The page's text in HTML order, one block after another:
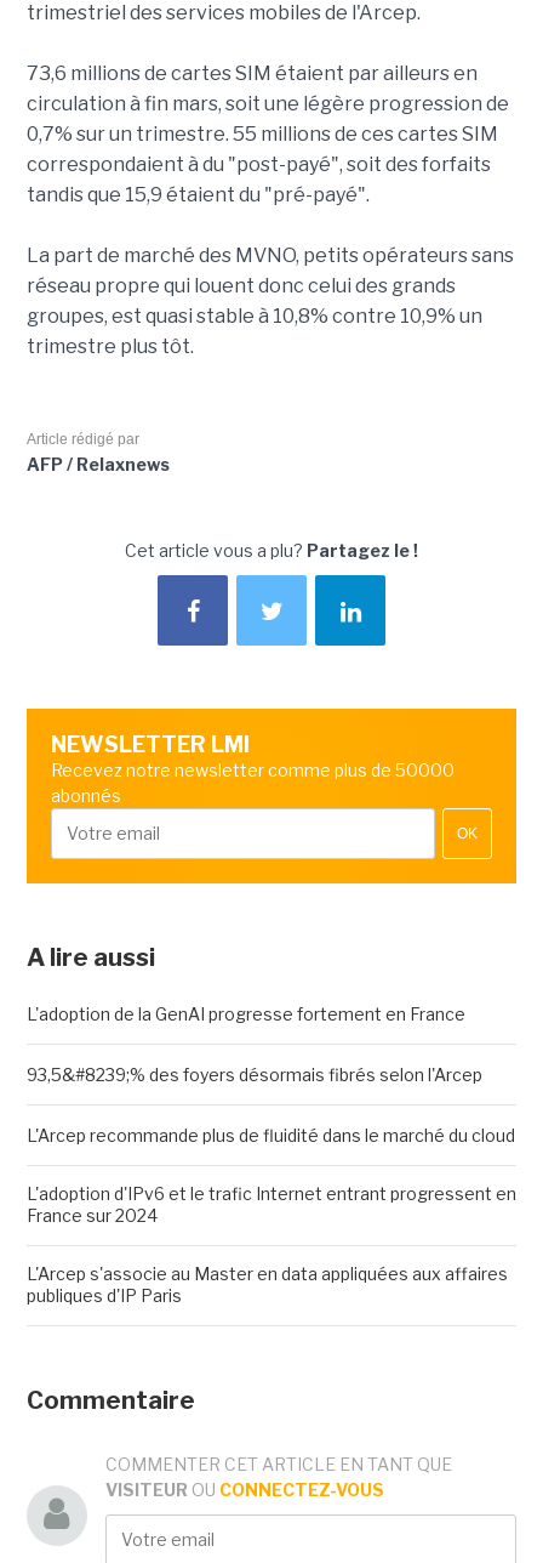
trimestriel des services mobiles de l'Arcep.
73,6 millions de cartes SIM étaient par ailleurs en
circulation à fin mars, soit une légère progression de
0,7% sur un trimestre. 55 millions de ces cartes SIM
correspondaient à du "post-payé", soit des forfaits
tandis que 15,9 étaient du "pré-payé".
La part de marché des MVNO, petits opérateurs sans
réseau propre qui louent donc celui des grands
groupes, est quasi stable à 10,8% contre 10,9% un
trimestre plus tôt.
Article rédigé par
AFP / Relaxnews
Cet article vous a plu? Partagez le !
NEWSLETTER LMI
Recevez notre newsletter comme plus de 50000
abonnés
OK
A lire aussi
L'adoption de la GenAI progresse fortement en France
93,5&#8239;% des foyers désormais fibrés selon l'Arcep
L'Arcep recommande plus de fluidité dans le marché du cloud
L'adoption d'IPv6 et le trafic Internet entrant progressent en
France sur 2024
L'Arcep s'associe au Master en data appliquées aux affaires
publiques d'IP Paris
Commentaire
COMMENTER CET ARTICLE EN TANT QUE
VISITEUR OU CONNECTEZ-VOUS